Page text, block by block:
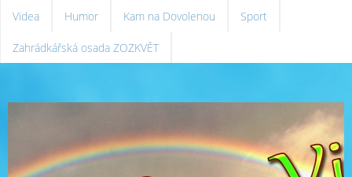
Videa Humor Kam na Dovolenou Sport
Zahrádkářská osada ZOZKVĚT